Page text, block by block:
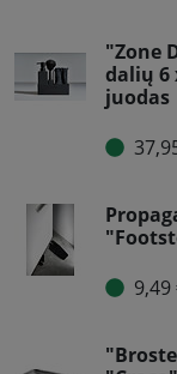
"Zone
dalių 6
juodas